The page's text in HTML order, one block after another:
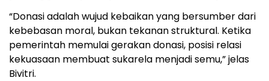
“Donasi adalah wujud kebaikan yang bersumber dari
kebebasan moral, bukan tekanan struktural. Ketika
pemerintah memulai gerakan donasi, posisi relasi
kekuasaan membuat sukarela menjadi semu,” jelas
Bivitri.